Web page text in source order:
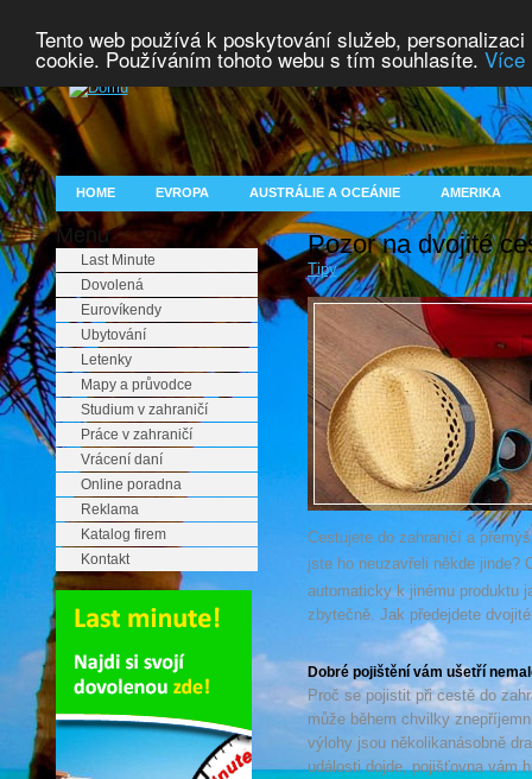
Tento web používá k poskytování služeb,
cookie. Používáním tohoto webu s tím souhlasíte. Více
HOME EVROPA AUSTRÁLIE A OCEÁNIE AMERIKA
Menu
Last Minute
Dovolená
Eurovíkendy
Ubytování
Letenky
Mapy a průvodce
Studium v zahraničí
Práce v zahraničí
Vrácení daní
Online poradna
Reklama
Katalog firem
Kontakt
Pozor na dvojité
Tipy
Cestujete do zahraničí a
jste ho neuzavřeli někde
automaticky k jinému produktu
zbytečně. Jak předejdete
Dobré pojištění vám ušetří
Proč se pojistit při cestě do
může během chvilky
výlohy jsou několikanásobně
události dojde, pojišťovna vám